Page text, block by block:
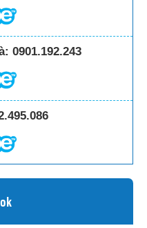
0901.192.243